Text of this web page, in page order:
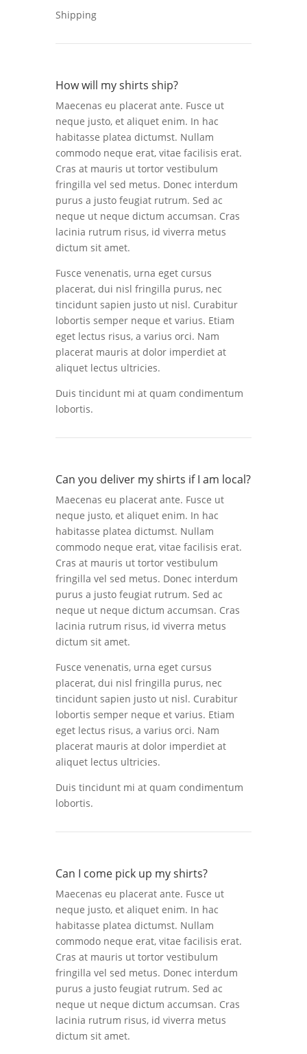
Shipping
How will my shirts ship?
Maecenas eu placerat ante. Fusce ut
neque justo, et aliquet enim. In hac
habitasse platea dictumst. Nullam
commodo neque erat, vitae facilisis erat.
Cras at mauris ut tortor vestibulum
fringilla vel sed metus. Donec interdum
purus a justo feugiat rutrum. Sed ac
neque ut neque dictum accumsan. Cras
lacinia rutrum risus, id viverra metus
dictum sit amet.
Fusce venenatis, urna eget cursus
placerat, dui nisl fringilla purus, nec
tincidunt sapien justo ut nisl. Curabitur
lobortis semper neque et varius. Etiam
eget lectus risus, a varius orci. Nam
placerat mauris at dolor imperdiet at
aliquet lectus ultricies.
Duis tincidunt mi at quam condimentum
lobortis.
Can you deliver my shirts if I am local?
Maecenas eu placerat ante. Fusce ut
neque justo, et aliquet enim. In hac
habitasse platea dictumst. Nullam
commodo neque erat, vitae facilisis erat.
Cras at mauris ut tortor vestibulum
fringilla vel sed metus. Donec interdum
purus a justo feugiat rutrum. Sed ac
neque ut neque dictum accumsan. Cras
lacinia rutrum risus, id viverra metus
dictum sit amet.
Fusce venenatis, urna eget cursus
placerat, dui nisl fringilla purus, nec
tincidunt sapien justo ut nisl. Curabitur
lobortis semper neque et varius. Etiam
eget lectus risus, a varius orci. Nam
placerat mauris at dolor imperdiet at
aliquet lectus ultricies.
Duis tincidunt mi at quam condimentum
lobortis.
Can I come pick up my shirts?
Maecenas eu placerat ante. Fusce ut
neque justo, et aliquet enim. In hac
habitasse platea dictumst. Nullam
commodo neque erat, vitae facilisis erat.
Cras at mauris ut tortor vestibulum
fringilla vel sed metus. Donec interdum
purus a justo feugiat rutrum. Sed ac
neque ut neque dictum accumsan. Cras
lacinia rutrum risus, id viverra metus
dictum sit amet.